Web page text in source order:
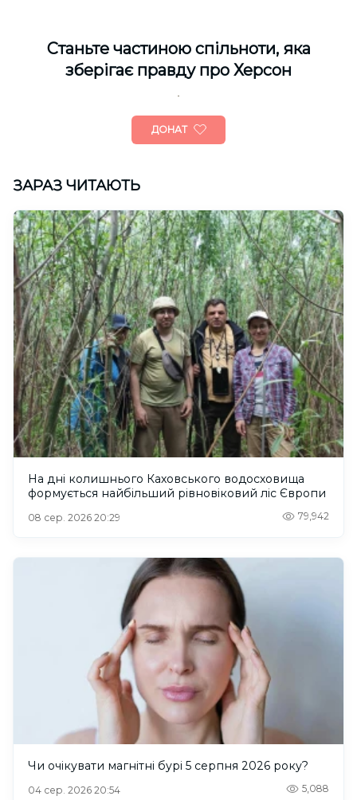
Cтаньте частиною спільноти, яка
зберігає правду про Херсон
ДОНАТ
ЗАРАЗ ЧИТАЮТЬ
На дні колишнього Каховського водосховища
формується найбільший рівновіковий ліс Європи
08 сер. 2026 20:29 79,942
Чи очікувати магнітні бурі 5 серпня 2026 року?
04 сер. 2026 20:54 5,088